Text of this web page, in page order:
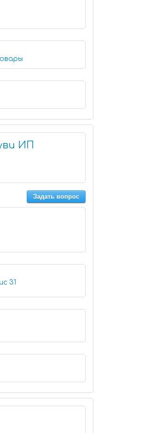
ИП
Задать вопрос
7Б (г. Шелехов) офис 31